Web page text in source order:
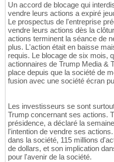
Un accord de blocage qui
vendre leurs actions a expiré
Le prospectus de l'entreprise
vendre leurs actions dès la
actions terminent la séance de
plus. L'action était en baisse
requis. Le blocage de six mois,
actionnaires de Trump Media &
place depuis que la société de
fusion avec une société écran
Les investisseurs se sont
Trump concernant ses actions.
présidence, a déclaré la
l'intention de vendre ses
dans la société, 115 millions
de dollars, et son implication
pour l'avenir de la société.